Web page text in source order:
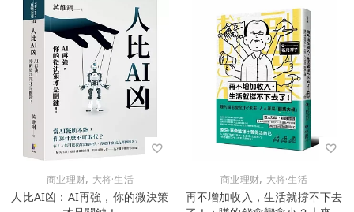
商业理财, 大将·生活
人比AI凶：AI再強，你的微決策
商业理财, 大将·生活
再不增加收入，生活就撐不下去